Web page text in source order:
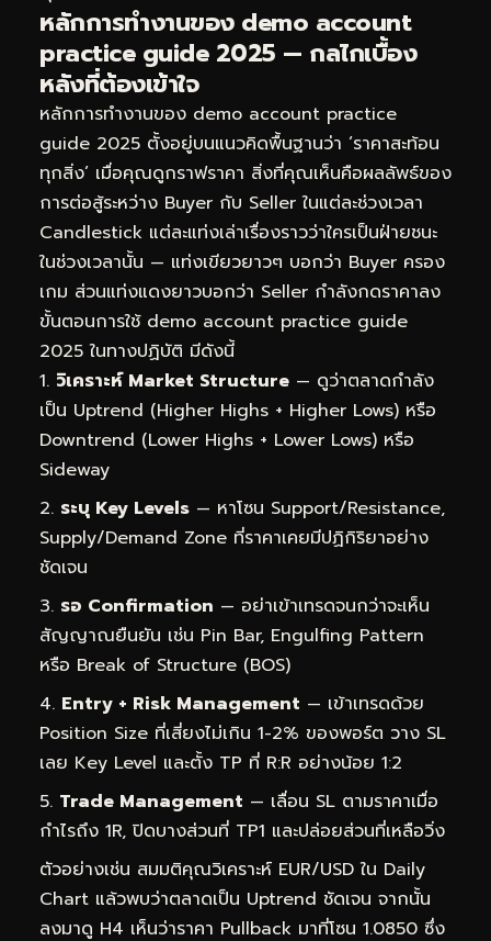
หลักการทำงานของ demo account
practice guide 2025 — กลไกเบื้อง
หลังที่ต้องเข้าใจ
หลักการทำงานของ demo account practice
guide 2025 ตั้งอยู่บนแนวคิดพื้นฐานว่า ‘ราคาสะท้อน
ทุกสิ่ง’ เมื่อคุณดูกราฟราคา สิ่งที่คุณเห็นคือผลลัพธ์ของ
การต่อสู้ระหว่าง Buyer กับ Seller ในแต่ละช่วงเวลา
Candlestick แต่ละแท่งเล่าเรื่องราวว่าใครเป็นฝ่ายชนะ
ในช่วงเวลานั้น — แท่งเขียวยาวๆ บอกว่า Buyer ครอง
เกม ส่วนแท่งแดงยาวบอกว่า Seller กำลังกดราคาลง
ขั้นตอนการใช้ demo account practice guide
2025 ในทางปฏิบัติ มีดังนี้
วิเคราะห์ Market Structure — ดูว่าตลาดกำลัง
เป็น Uptrend (Higher Highs + Higher Lows) หรือ
Downtrend (Lower Highs + Lower Lows) หรือ
Sideway
ระบุ Key Levels — หาโซน Support/Resistance,
Supply/Demand Zone ที่ราคาเคยมีปฏิกิริยาอย่าง
ชัดเจน
รอ Confirmation — อย่าเข้าเทรดจนกว่าจะเห็น
สัญญาณยืนยัน เช่น Pin Bar, Engulfing Pattern
หรือ Break of Structure (BOS)
Entry + Risk Management — เข้าเทรดด้วย
Position Size ที่เสี่ยงไม่เกิน 1-2% ของพอร์ต วาง SL
เลย Key Level และตั้ง TP ที่ R:R อย่างน้อย 1:2
Trade Management — เลื่อน SL ตามราคาเมื่อ
กำไรถึง 1R, ปิดบางส่วนที่ TP1 และปล่อยส่วนที่เหลือวิ่ง
ตัวอย่างเช่น สมมติคุณวิเคราะห์ EUR/USD ใน Daily
Chart แล้วพบว่าตลาดเป็น Uptrend ชัดเจน จากนั้น
ลงมาดู H4 เห็นว่าราคา Pullback มาที่โซน 1.0850 ซึ่ง